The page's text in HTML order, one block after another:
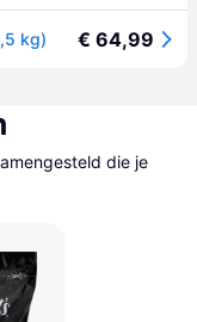
kg) € 64,99
die je